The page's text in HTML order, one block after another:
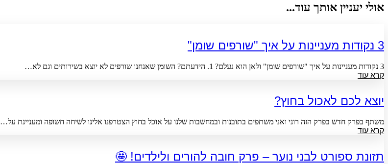
אולי יעניין אותך עוד...
3 נקודות מעניינות על איך "שורפים שומן"
3 נקודות מעניינות על איך "שורפים שומן" ולאן הוא נעלם? 1. הידעתם? השומן שאנחנו שורפים לא יוצא בשירותים וגם לא…
קרא עוד
יוצא לכם לאכול בחוץ?
משתף בפרק חדש בפרק הזה רוני ואני משתפים בתובנות ובמחשבות שלנו על אוכל בחוץ הצטרפנו אלינו לשיחה חשופה ומעניינת על…
קרא עוד
תזונת ספורט לבני נוער – פרק חובה להורים ולילדים! 🤩